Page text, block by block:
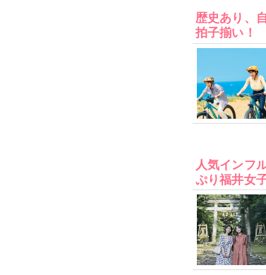
歴史あり、
拍子揃い！
人気インフ
ぷり福井女